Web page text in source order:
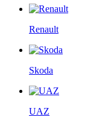
Renault
Skoda
UAZ